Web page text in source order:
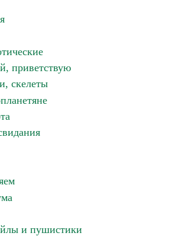
приветствую
скелеты
и пушистики